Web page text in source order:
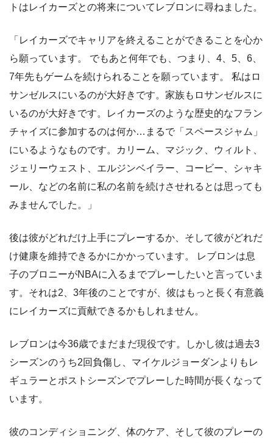
トはレイカーズとの将来についてレブロンに尋ねました。
「レイカーズでキャリアを終えることができることを心か
ら願っています。 でもあと何年でも、つまり、4、5、6、
7年先もゲームを続けられることを願っています。 私はロ
サンゼルスにいるのが大好きです。家族もロサンゼルスに
いるのが大好きです。レイカーズのような歴史的なフラン
チャイズに参加するのは何か…まるで「スペースジャム」
にいるようなものです。カリーム、マジック、ウィルト、
ジェリーウェスト、エルジンベイラー、コービー、シャキ
ール、などの名前に私の名前を続けさせれるとは思っても
みませんでした。」
後は彼がどれだけ上手にプレーするか、そして彼がどれだ
け健康を維持できるかにかかっています。 レブロンは息
子のブロニーがNBAに入るまでプレーしたいと言っていま
す。それは2、3年後のことですが、彼はもっと長く有意義
にレイカーズに貢献できるかもしれません。
レブロンは今36歳でまだまだ現役です。しかし彼は過去3
シーズンのうち2回負傷し、マイケルジョーダンよりもレ
ギュラーとポストシーズンでプレーした時間が長くなって
います。
彼のコンディショニング、体のケア、そして彼のプレーの